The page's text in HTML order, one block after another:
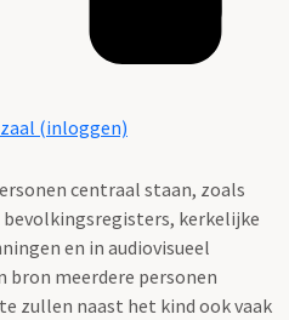
(inloggen)
centraal staan, zoals
kerkelijke
en in audiovisueel
bron meerdere personen
zullen naast het kind ook vaak